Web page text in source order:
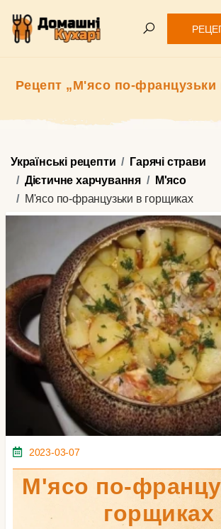
Рецепт „М'ясо по-французьки
Українські рецепти
Гарячі страви
Дієтичне харчування
М'ясо
М'ясо по-французьки в горщиках
2023-03-07
М'ясо по-
горщиках